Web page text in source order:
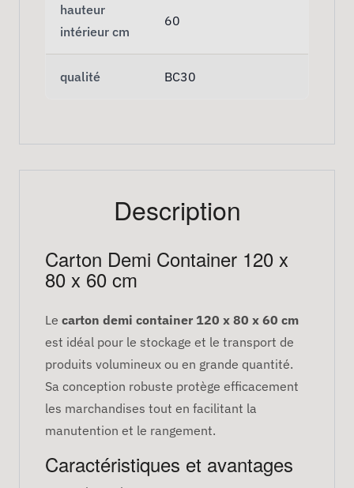
hauteur
intérieur cm
60
qualité BC30
Description
Carton Demi Container 120 x
80 x 60 cm
Le carton demi container 120 x 80 x 60 cm
est idéal pour le stockage et le transport de
produits volumineux ou en grande quantité.
Sa conception robuste protège efficacement
les marchandises tout en facilitant la
manutention et le rangement.
Caractéristiques et avantages